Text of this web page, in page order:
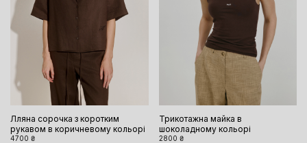
Лляна сорочка з коротким
рукавом в коричневому кольорі
4700 ₴
Трикотажна майка в
шоколадному кольорі
2800 ₴